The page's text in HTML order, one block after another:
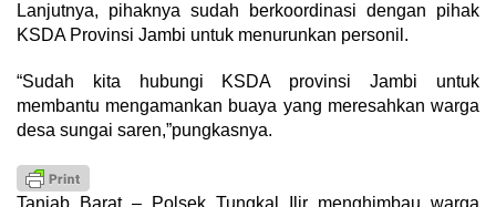
Lanjutnya, pihaknya sudah berkoordinasi dengan pihak
KSDA Provinsi Jambi untuk menurunkan personil.
“Sudah kita hubungi KSDA provinsi Jambi untuk
membantu mengamankan buaya yang meresahkan warga
desa sungai saren,”pungkasnya.
Tanjab Barat – Polsek Tungkal Ilir menghimbau warga